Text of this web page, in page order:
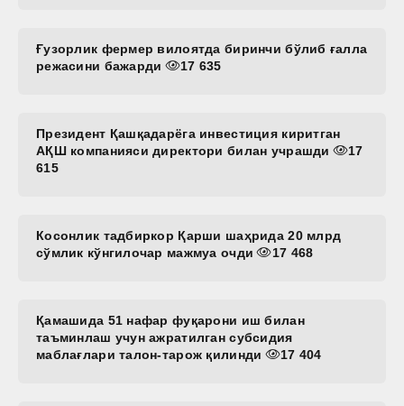
Ғузорлик фермер вилоятда биринчи бўлиб ғалла
режасини бажарди
17 635
Президент Қашқадарёга инвестиция киритган
АҚШ компанияси директори билан учрашди
17
615
Косонлик тадбиркор Қарши шаҳрида 20 млрд
сўмлик кўнгилочар мажмуа очди
17 468
Қамашида 51 нафар фуқарони иш билан
таъминлаш учун ажратилган субсидия
маблағлари талон-тарож қилинди
17 404